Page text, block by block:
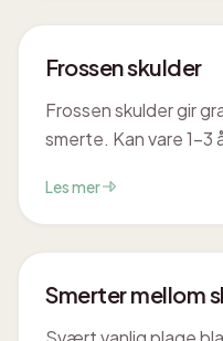
årsaken og finne en
Frossen skulder
Frossen skulder gir
smerte. Kan vare 1-3
Les mer
Smerter mellom